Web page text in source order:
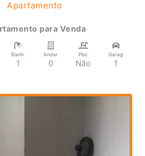
Apartamento
para Venda
Banh.
1
Andar
0
Pisc
Não
Garag
1